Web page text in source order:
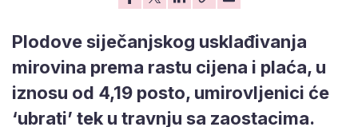
Plodove siječanjskog usklađivanja
mirovina prema rastu cijena i plaća, u
iznosu od 4,19 posto, umirovljenici će
‘ubrati’ tek u travnju sa zaostacima.